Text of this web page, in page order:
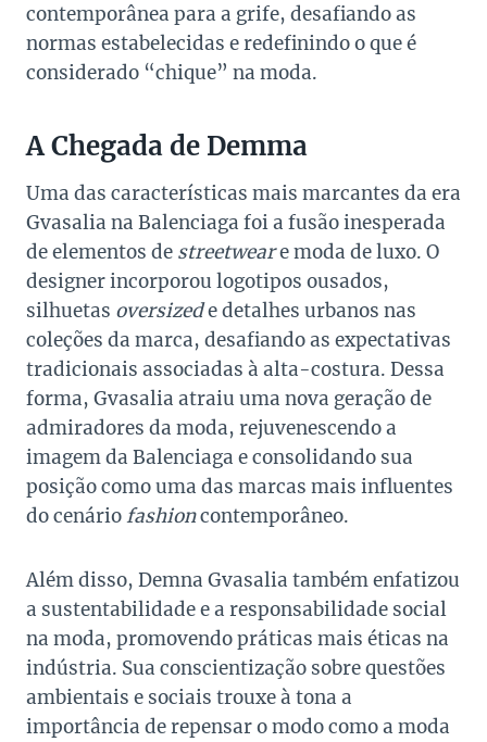
contemporânea para a grife, desafiando as
normas estabelecidas e redefinindo o que é
considerado “chique” na moda.
A Chegada de Demma
Uma das características mais marcantes da era
Gvasalia na Balenciaga foi a fusão inesperada
de elementos de streetweare moda de luxo. O
designer incorporou logotipos ousados,
silhuetas oversizede detalhes urbanos nas
coleções da marca, desafiando as expectativas
tradicionais associadas à alta-costura. Dessa
forma, Gvasalia atraiu uma nova geração de
admiradores da moda, rejuvenescendo a
imagem da Balenciaga e consolidando sua
posição como uma das marcas mais influentes
do cenáriofashioncontemporâneo.
Além disso, Demna Gvasalia também enfatizou
a sustentabilidade e a responsabilidade social
na moda, promovendo práticas mais éticas na
indústria. Sua conscientização sobre questões
ambientais e sociais trouxe à tona a
importância de repensar o modo como a moda